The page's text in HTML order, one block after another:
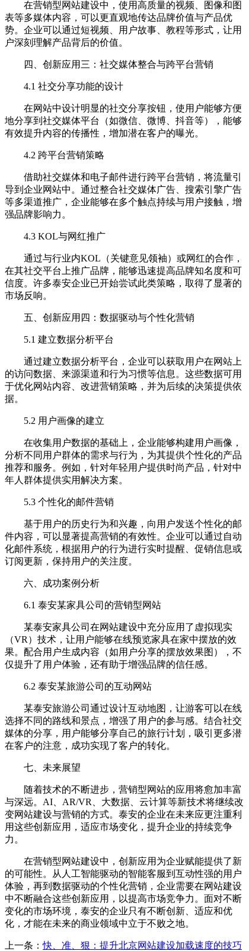
在营销型网站建设中，使用高质量的视频、图像和图
表等多媒体内容，可以更直观地传达品牌价值与产品优
势。企业可以通过短视频、用户故事、教程等形式，让用
户深刻理解产品背后的价值。
四、创新应用三：社交媒体整合与跨平台营销
4.1 社交分享功能的设计
在网站中设计明显的社交分享按钮，使用户能够方便
地分享到社交媒体平台（如微信、微博、抖音等），能够
有效提升内容的传播性，增加潜在客户的曝光。
4.2 跨平台营销策略
借助社交媒体和电子邮件进行跨平台营销，将流量引
导到企业网站中。通过整合社交媒体广告、搜索引擎广告
等多渠道推广，企业能够在多个触点持续与用户接触，增
强品牌影响力。
4.3 KOL与网红推广
通过与行业内KOL（关键意见领袖）或网红的合作，
在其社交平台上推广品牌，能够迅速提高品牌知名度和可
信度。许多泰安企业已开始尝试此类策略，取得了显著的
市场反响。
五、创新应用四：数据驱动与个性化营销
5.1 建立数据分析平台
通过建立数据分析平台，企业可以获取用户在网站上
的访问数据、来源渠道和行为习惯等信息。这些数据可用
于优化网站内容、改进营销策略，并为后续的决策提供依
据。
5.2 用户画像的建立
在收集用户数据的基础上，企业能够构建用户画像，
分析不同用户群体的需求与行为，为其提供个性化的产品
推荐和服务。例如，针对年轻用户提供时尚产品，针对中
年人群体提供实用解决方案。
5.3 个性化的邮件营销
基于用户的历史行为和兴趣，向用户发送个性化的邮
件内容，可以显著提高营销的有效性。企业可以通过自动
化邮件系统，根据用户的行为进行实时提醒、促销信息或
订阅更新，保持用户的关注度。
六、成功案例分析
6.1 泰安某家具公司的营销型网站
某泰安家具公司在网站建设中充分应用了虚拟现实
（VR）技术，让用户能够在线预览家具在家中摆放的效
果。配合用户生成内容（如用户分享的摆放效果图），不
仅提升了用户体验，还有助于增强品牌的信任感。
6.2 泰安某旅游公司的互动网站
某泰安旅游公司通过设计互动地图，让游客可以在线
选择不同的路线和景点，增强了用户的参与感。结合社交
媒体的分享，用户能够分享自己的旅行计划，吸引更多潜
在客户的注意，成功实现了客户的转化。
七、未来展望
随着技术的不断进步，营销型网站的应用将愈加丰富
与深远。AI、AR/VR、大数据、云计算等新技术将继续改
变网站建设与营销的方式。泰安的企业在未来应更注重利
用这些创新应用，适应市场变化，提升企业的持续竞争
力。
在营销型网站建设中，创新应用为企业赋能提供了新
的可能性。从人工智能驱动的智能客服到互动性强的用户
体验，再到数据驱动的个性化营销，企业需要在网站建设
中不断融合这些创新应用，以提高市场竞争力。面对不断
变化的市场环境，泰安的企业只有不断创新、适应和优
化，才能在未来的商业领域中立于不败之地。
上一条：快、准、狠：提升北京网站建设加载速度的技巧